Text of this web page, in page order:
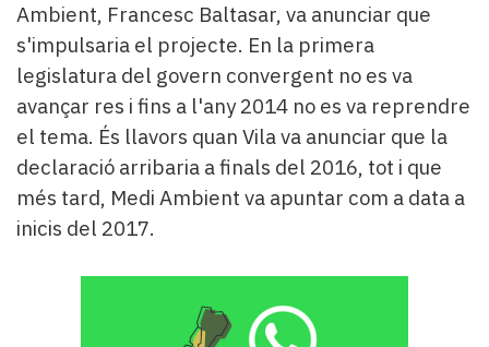
Ambient, Francesc Baltasar, va anunciar que
s'impulsaria el projecte. En la primera
legislatura del govern convergent no es va
avançar res i fins a l'any 2014 no es va reprendre
el tema. És llavors quan Vila va anunciar que la
declaració arribaria a finals del 2016, tot i que
més tard, Medi Ambient va apuntar com a data a
inicis del 2017.